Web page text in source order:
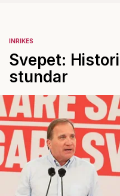
INRIKES
Svepet:
stundar